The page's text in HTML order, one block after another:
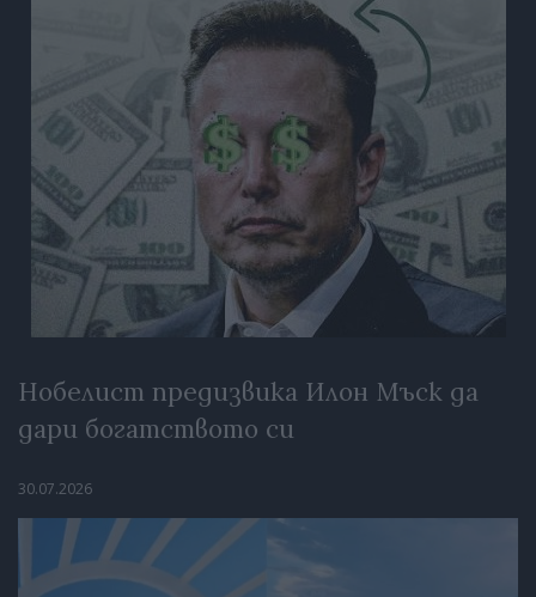
Нобелист предизвика Илон Мъск да
дари богатството си
30.07.2026